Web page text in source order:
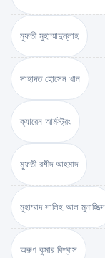
মুফতী মুহাম্মাদুল্লাহ
সাহাদত হোসেন খান
ক্যারেন আর্মস্ট্রং
মুফতী রশীদ আহমাদ
মুহাম্মাদ সালিহ আল মুনাজ্জিদ
অরুণ কুমার বিশ্বাস